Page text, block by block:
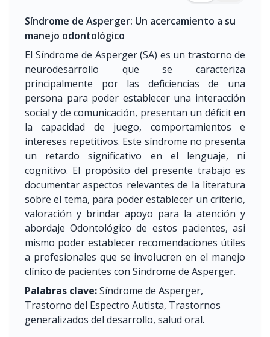
Síndrome de Asperger: Un acercamiento a su
manejo odontológico
El Síndrome de Asperger (SA) es un trastorno de
neurodesarrollo que se caracteriza
principalmente por las deficiencias de una
persona para poder establecer una interacción
social y de comunicación, presentan un déficit en
la capacidad de juego, comportamientos e
intereses repetitivos. Este síndrome no presenta
un retardo significativo en el lenguaje, ni
cognitivo. El propósito del presente trabajo es
documentar aspectos relevantes de la literatura
sobre el tema, para poder establecer un criterio,
valoración y brindar apoyo para la atención y
abordaje Odontológico de estos pacientes, asi
mismo poder establecer recomendaciones útiles
a profesionales que se involucren en el manejo
clínico de pacientes con Síndrome de Asperger.
Palabras clave:Síndrome de Asperger,
Trastorno del Espectro Autista, Trastornos
generalizados del desarrollo, salud oral.